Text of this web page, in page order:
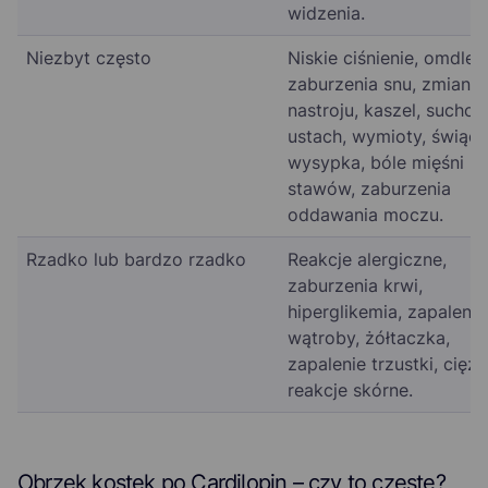
widzenia.
Niezbyt często
Niskie ciśnienie,
zaburzenia snu, zmiany
nastroju, kaszel,
ustach, wymioty, świąd,
wysypka, bóle mięśni
stawów, zaburzenia
oddawania moczu.
Rzadko lub bardzo rzadko
Reakcje alergiczne,
zaburzenia krwi,
hiperglikemia, zapalenie
wątroby, żółtaczka,
zapalenie trzustki,
reakcje skórne.
Obrzęk kostek po Cardilopin – czy to częste?